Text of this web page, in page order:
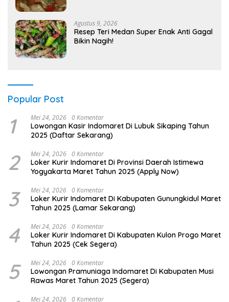
Agustus 9, 2026
Resep Teri Medan Super Enak Anti Gagal
Bikin Nagih!
Popular Post
1 Mei 24, 2026 0 Komentar
Lowongan Kasir Indomaret Di Lubuk Sikaping Tahun
2025 (Daftar Sekarang)
2 Mei 24, 2026 0 Komentar
Loker Kurir Indomaret Di Provinsi Daerah Istimewa
Yogyakarta Maret Tahun 2025 (Apply Now)
3 Mei 24, 2026 0 Komentar
Loker Kurir Indomaret Di Kabupaten Gunungkidul Maret
Tahun 2025 (Lamar Sekarang)
4 Mei 24, 2026 0 Komentar
Loker Kurir Indomaret Di Kabupaten Kulon Progo Maret
Tahun 2025 (Cek Segera)
5 Mei 24, 2026 0 Komentar
Lowongan Pramuniaga Indomaret Di Kabupaten Musi
Rawas Maret Tahun 2025 (Segera)
Mei 24, 2026 0 Komentar